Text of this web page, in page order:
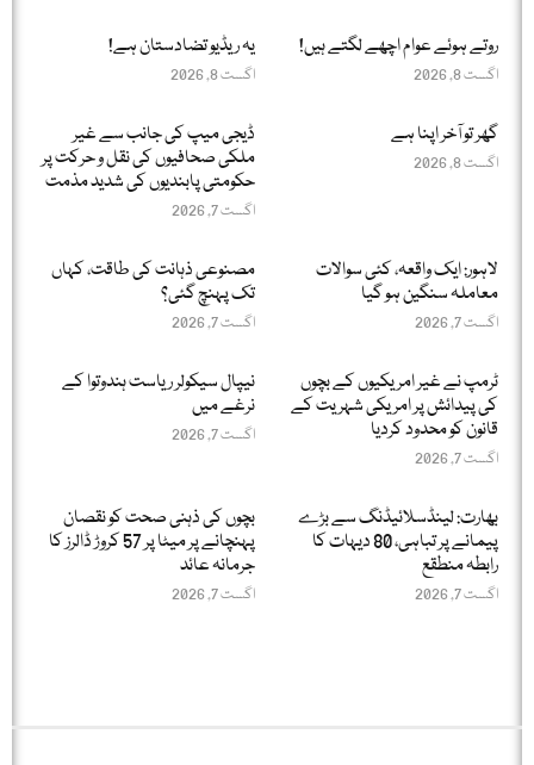
روتے ہوئے عوام اچھے لگتے ہیں!
اگست 8, 2026
یہ ریڈیو تضادستان ہے!
اگست 8, 2026
گھر تو آخر اپنا ہے
اگست 8, 2026
ڈیجی میپ کی جانب سے غیر
ملکی صحافیوں کی نقل و حرکت پر
حکومتی پابندیوں کی شدید مذمت
اگست 7, 2026
لاہور: ایک واقعہ، کئی سوالات
معاملہ سنگین ہو گیا
اگست 7, 2026
مصنوعی ذہانت کی طاقت، کہاں
تک پہنچ گئی؟
اگست 7, 2026
ٹرمپ نے غیر امریکیوں کے بچوں
کی پیدائش پر امریکی شہریت کے
قانون کو محدود کردیا
اگست 7, 2026
نیپال سیکولر ریاست ہندوتوا کے
نرغے میں
اگست 7, 2026
بھارت: لینڈسلائیڈنگ سے بڑے
پیمانے پر تباہی، 80 دیہات کا
رابطہ منطقع
اگست 7, 2026
بچوں کی ذہنی صحت کو نقصان
پہنچانے پر میٹا پر 57 کروڑ ڈالرز کا
جرمانہ عائد
اگست 7, 2026